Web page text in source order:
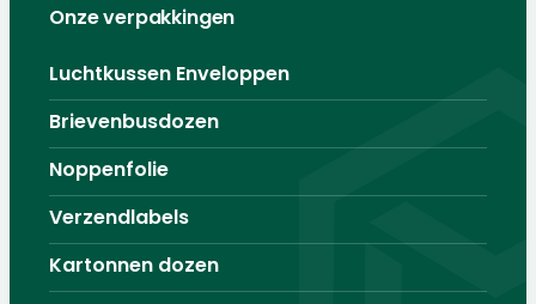
Onze verpakkingen
Luchtkussen Enveloppen
Brievenbusdozen
Noppenfolie
Verzendlabels
Kartonnen dozen